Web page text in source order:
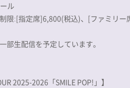
ル
限:[指定席]6,800(税込)、[ファミリ
部生配信を予定しています。
2025-2026「SMILE POP!」】